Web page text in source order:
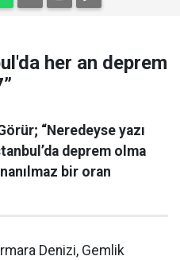
her an deprem
“Neredeyse yazı
deprem olma
bir oran
Denizi, Gemlik